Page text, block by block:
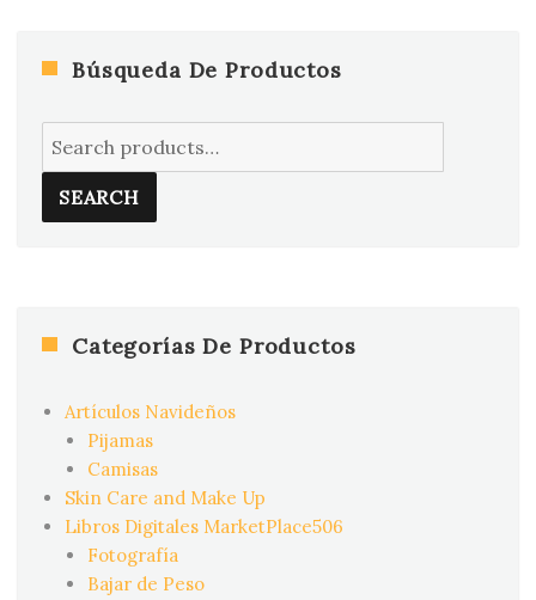
Búsqueda De Productos
SEARCH
Categorías De Productos
Artículos Navideños
Pijamas
Camisas
Skin Care and Make Up
Libros Digitales MarketPlace506
Fotografía
Bajar de Peso